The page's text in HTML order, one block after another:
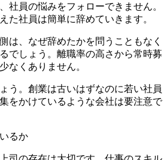
社員の悩みをフォローできません。
た社員は簡単に辞めていきます。
は、なぜ辞めたかを問うこともなく
でしょう。離職率の高さから常時募
なくありません。
う。創業は古いはずなのに若い社員
をかけているような会社は要注意で
るか